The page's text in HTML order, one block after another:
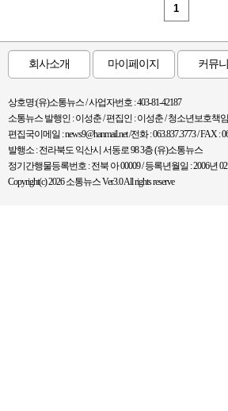
1
회사소개 마이페이지 커뮤
상호명:(유)소통뉴스 / 사업자번호 : 403-81-42187
소통뉴스 발행인 : 이성춘 / 편집인 : 이성춘 / 청소년보호책
편집국이메일 : news9@hanmail.net /전화 : 063.837.3773 / FAX :
발행소 : 전라북도 익산시 서동로 98 3층 (유)소통뉴스
정기간행물등록번호 : 전북 아 00009 / 등록년월일 : 2006년
Copyright(c) 2026 소통뉴스 Ver3.0 All rights reserve